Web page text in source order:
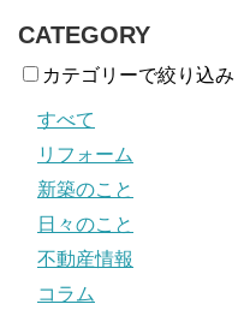
CATEGORY
カテゴリーで絞り込み
すべて
リフォーム
新築のこと
日々のこと
不動産情報
コラム